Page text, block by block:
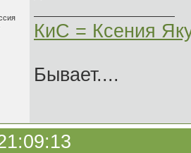
КиС = Ксения
Бывает....